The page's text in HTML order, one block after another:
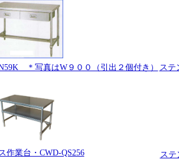
＊写真はW９００（引出２個付き） ステ
作業台・CWD-QS256 ステ